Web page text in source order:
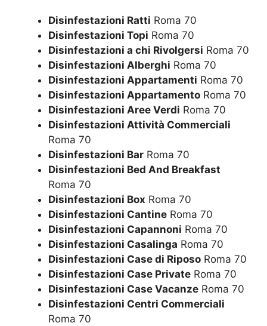
Disinfestazioni Ratti Roma 70
Disinfestazioni Topi Roma 70
Disinfestazioni a chi Rivolgersi Roma 70
Disinfestazioni Alberghi Roma 70
Disinfestazioni Appartamenti Roma 70
Disinfestazioni Appartamento Roma 70
Disinfestazioni Aree Verdi Roma 70
Disinfestazioni Attività Commerciali
Roma 70
Disinfestazioni Bar Roma 70
Disinfestazioni Bed And Breakfast
Roma 70
Disinfestazioni Box Roma 70
Disinfestazioni Cantine Roma 70
Disinfestazioni Capannoni Roma 70
Disinfestazioni Casalinga Roma 70
Disinfestazioni Case di Riposo Roma 70
Disinfestazioni Case Private Roma 70
Disinfestazioni Case Vacanze Roma 70
Disinfestazioni Centri Commerciali
Roma 70